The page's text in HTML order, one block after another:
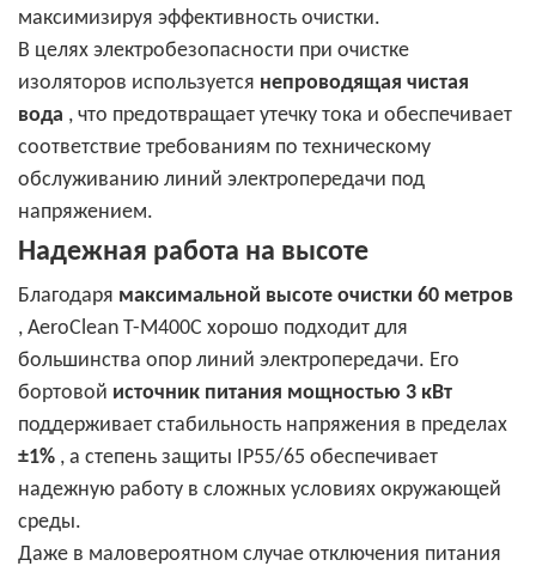
максимизируя эффективность очистки.
В целях электробезопасности при очистке
изоляторов используется непроводящая чистая
вода , что предотвращает утечку тока и обеспечивает
соответствие требованиям по техническому
обслуживанию линий электропередачи под
напряжением.
Надежная работа на высоте
Благодаря максимальной высоте очистки 60 метров
, AeroClean T-M400C хорошо подходит для
большинства опор линий электропередачи. Его
бортовой источник питания мощностью 3 кВт
поддерживает стабильность напряжения в пределах
±1% , а степень защиты IP55/65 обеспечивает
надежную работу в сложных условиях окружающей
среды.
Даже в маловероятном случае отключения питания